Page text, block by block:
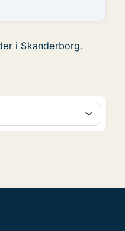
i Skanderborg.